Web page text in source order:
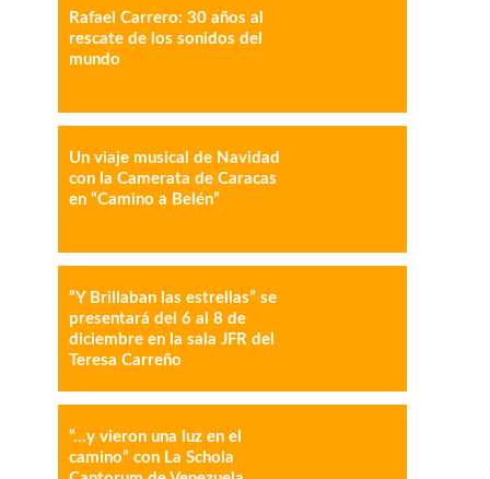
IMPRESIÓN COPY URL
Rafael Carrero: 30 años al
rescate de los sonidos del
mundo
Un viaje musical de Navidad
con la Camerata de Caracas
en “Camino a Belén”
“Y Brillaban las estrellas” se
presentará del 6 al 8 de
diciembre en la sala JFR del
Teresa Carreño
“…y vieron una luz en el
camino” con La Schola